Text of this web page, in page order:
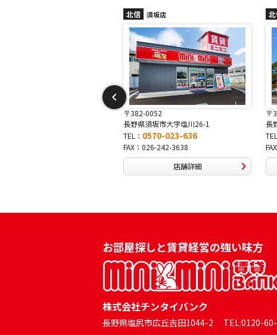
北信 長野稲田店
〒381-0042
長野県長野市稲田2-7-43
TEL： 0570-025-457
FAX：026-254-5778
店舗詳細
〒
長
お部屋探しと賃貸経営の強い味方
株式会社チンタイバンク
長野県塩尻市広丘吉田1044-2 TEL:0120-